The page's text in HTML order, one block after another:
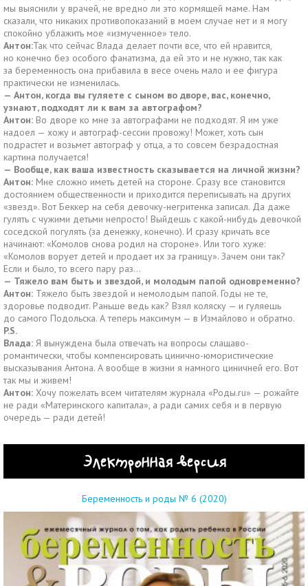
мы выяснили у врачей, не вредно ли это кормящей маме. Нам
сказали, что никаких противопоказаний в моем случае нет и я могу
спокойно ублажить мое «измученное» тело.
Антон:Так что сейчас Влада делает почти все, что ей нравится,
но конечно без особого фанатизма, да ей это и не нужно, так как
за беременность она прибавила в весе очень мало и ее фигура
практически не изменилась.
— Антон, когда вы гуляете с сыном во дворе, вас, конечно,
узнают, подходят ли к вам за автографом?
Антон: Во дворе ко мне за автографами не подходят. Я им уже
надоел — хожу и автограф-сессии провожу! Может, хоть сын
подрастет и возьмет автограф у отца, а то совсем безрадостная
картина получается!
— Вообще, как ваша известность сказывается на личной жизни?
Антон: Мне сложно иметь детей на стороне. Сразу все становится
достоянием общественности и приходится переписывать на других
«звезд». Вот Беккер на себя девочку-негритенка записал. Да даже
гулять с чужими детьми непросто! Выйдешь с какой-нибудь девочкой
соседской погулять (за денежку, конечно). И сразу кричать все
начинают: «Комолов снова родил на стороне». Или того хуже:
«Комолов ворует детей и продает их за границу». Зачем они так?
Если и было, то всего пару раз…
— Тяжело вам быть и звездой, и молодым папой одновременно?
Антон: Тяжело быть звездой и немолодым папой. Годы не те,
здоровье подводит. Раньше ведь как? Взял коляску — и гуляешь
до самого Подольска. А теперь максимум — в Измайлово и обратно.
P.S.
Влада: Я вынуждена была отвечать на вопросы слащаво-
романтически, чтобы компенсировать цинично-юмористические
высказывания Антона. А вообще в жизни я намного циничней его. Вот
так мы и живем!
Антон: Хочу пожелать всем читателям журнала «Роды.ru» — рожайте
не ради «Материнского капитала», а ради самих себя и в первую
очередь — ради детей!
Электронная версия
Беременность и роды № 6 (2020)